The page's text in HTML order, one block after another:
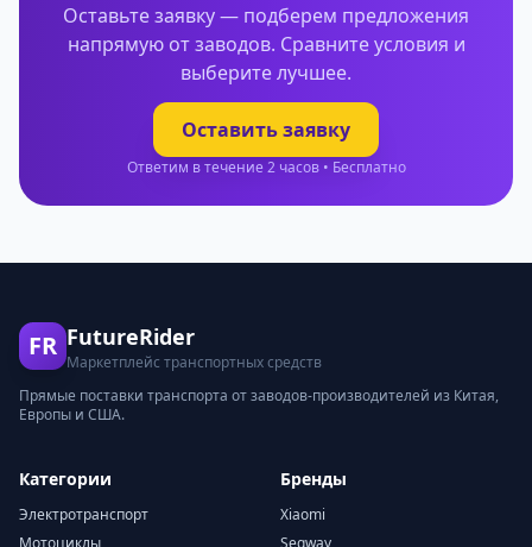
Оставьте заявку — подберем предложения
напрямую от заводов. Сравните условия и
выберите лучшее.
Оставить заявку
Ответим в течение 2 часов • Бесплатно
FR FutureRider
Маркетплейс транспортных средств
Прямые поставки транспорта от заводов-производителей из Китая,
Европы и США.
Категории
Электротранспорт
Мотоциклы
Бренды
Xiaomi
Segway